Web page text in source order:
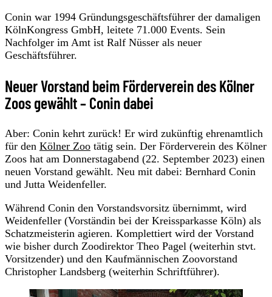
Conin war 1994 Gründungsgeschäftsführer der damaligen
KölnKongress GmbH, leitete 71.000 Events. Sein
Nachfolger im Amt ist Ralf Nüsser als neuer
Geschäftsführer.
Neuer Vorstand beim Förderverein des Kölner
Zoos gewählt – Conin dabei
Aber: Conin kehrt zurück! Er wird zukünftig ehrenamtlich
für den Kölner Zoo tätig sein. Der Förderverein des Kölner
Zoos hat am Donnerstagabend (22. September 2023) einen
neuen Vorstand gewählt. Neu mit dabei: Bernhard Conin
und Jutta Weidenfeller.
Während Conin den Vorstandsvorsitz übernimmt, wird
Weidenfeller (Vorständin bei der Kreissparkasse Köln) als
Schatzmeisterin agieren. Komplettiert wird der Vorstand
wie bisher durch Zoodirektor Theo Pagel (weiterhin stvt.
Vorsitzender) und den Kaufmännischen Zoovorstand
Christopher Landsberg (weiterhin Schriftführer).